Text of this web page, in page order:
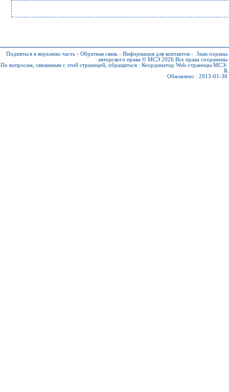
Подняться в верхнюю часть - Обратная связь - Информация для контактов - Знак охраны
авторского права © МСЭ 2026 Все права сохранены
По вопросам, связанным с этой страницей, обращаться : Координатор Web-страницы МСЭ-
R
Обновлено : 2013-01-30